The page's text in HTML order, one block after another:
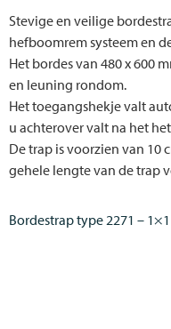
Stevige en veilige
hefboomrem systeem en
Het bordes van 480 x 600
en leuning rondom.
Het toegangshekje valt
u achterover valt na het
De trap is voorzien van 10
gehele lengte van de trap
Bordestrap type 2271 –